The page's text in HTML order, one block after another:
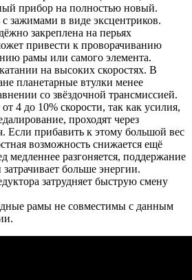
прибор на полностью новый.
зажимами в виде эксцентриков.
закреплена на перьях
привести к проворачиванию
рамы или самого элемента.
на высоких скоростях. В
планетарные втулки менее
со звёздочной трансмиссией.
4 до 10% скорости, так как усилия,
проходят через
Если прибавить к этому большой вес
возможность снижается ещё
медленнее разгоняется, поддержание
больше энергии.
затрудняет быструю смену
рамы не совместимы с данным